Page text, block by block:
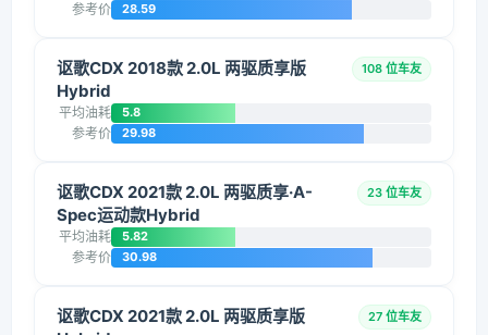
参考价 28.59
讴歌CDX 2018款 2.0L 两驱质享版
Hybrid
108 位车友
平均油耗 5.8
参考价 29.98
讴歌CDX 2021款 2.0L 两驱质享·A-
Spec运动款Hybrid
23 位车友
平均油耗 5.82
参考价 30.98
讴歌CDX 2021款 2.0L 两驱质享版
27 位车友